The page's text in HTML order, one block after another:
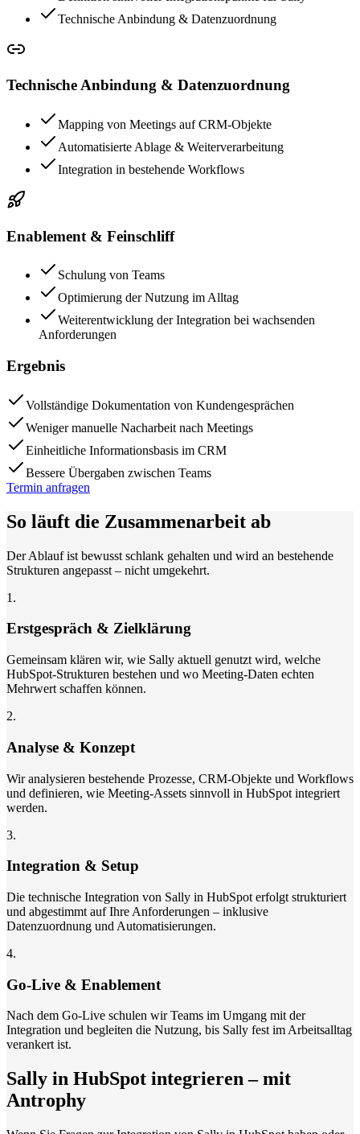
Technische Anbindung & Datenzuordnung
Technische Anbindung & Datenzuordnung
Mapping von Meetings auf CRM-Objekte
Automatisierte Ablage & Weiterverarbeitung
Integration in bestehende Workflows
Enablement & Feinschliff
Schulung von Teams
Optimierung der Nutzung im Alltag
Weiterentwicklung der Integration bei wachsenden
Anforderungen
Ergebnis
Vollständige Dokumentation von Kundengesprächen
Weniger manuelle Nacharbeit nach Meetings
Einheitliche Informationsbasis im CRM
Bessere Übergaben zwischen Teams
Termin anfragen
So läuft die Zusammenarbeit ab
Der Ablauf ist bewusst schlank gehalten und wird an bestehende
Strukturen angepasst – nicht umgekehrt.
1 .
Erstgespräch & Zielklärung
Gemeinsam klären wir, wie Sally aktuell genutzt wird, welche
HubSpot-Strukturen bestehen und wo Meeting-Daten echten
Mehrwert schaffen können.
2.
Analyse & Konzept
Wir analysieren bestehende Prozesse, CRM-Objekte und Workflows
und definieren, wie Meeting-Assets sinnvoll in HubSpot integriert
werden.
3.
Integration & Setup
Die technische Integration von Sally in HubSpot erfolgt strukturiert
und abgestimmt auf Ihre Anforderungen – inklusive
Datenzuordnung und Automatisierungen.
4.
Go-Live & Enablement
Nach dem Go-Live schulen wir Teams im Umgang mit der
Integration und begleiten die Nutzung, bis Sally fest im Arbeitsalltag
verankert ist.
Sally in HubSpot integrieren – mit
Antrophy